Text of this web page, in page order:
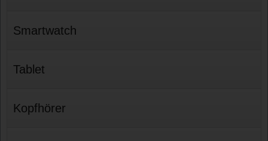
Smartwatch
Tablet
Kopfhörer